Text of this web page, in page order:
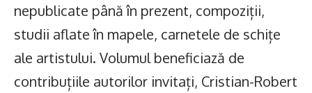
nepublicate până în prezent, compoziții,
studii aflate în mapele, carnetele de schițe
ale artistului. Volumul beneficiază de
contribuțiile autorilor invitați, Cristian-Robert